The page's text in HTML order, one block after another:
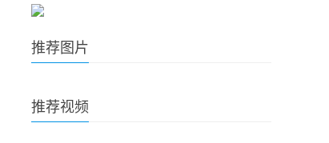
推荐图片
推荐视频